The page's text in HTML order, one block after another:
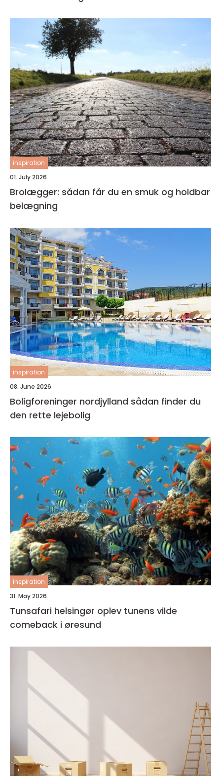
inspiration
01. July 2026
Brolægger: sådan får du en smuk og holdbar
belægning
inspiration
08. June 2026
Boligforeninger nordjylland sådan finder du
den rette lejebolig
inspiration
31. May 2026
Tunsafari helsingør oplev tunens vilde
comeback i øresund